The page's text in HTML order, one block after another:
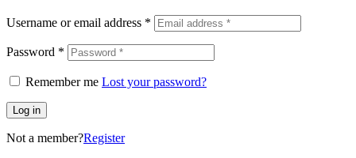
Username or email address *
Password *
Remember me Lost your password?
Log in
Not a member?Register